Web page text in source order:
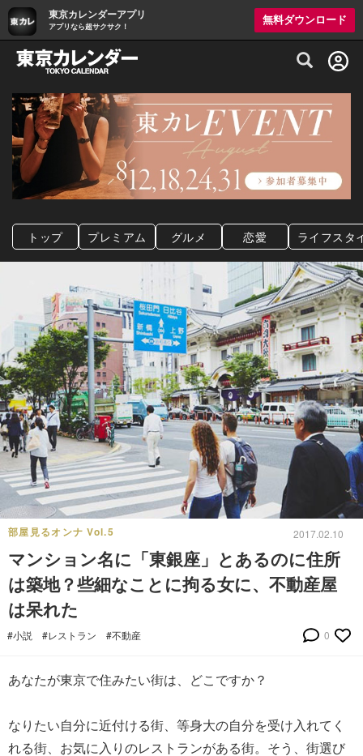
東京カレンダーアプリ
アプリなら超サクサク！
無料ダウンロード
グルメ情報・プレミアムレストラン予約
トップ プレミアム グルメ 恋愛 ライフスタ
部屋見るオンナ Vol.5 2017.02.10
マンション名に「東銀座」とあるのに住所
は築地？些細なことに拘る女に、不動産屋
は呆れた
#小説 #レストラン #不動産 0
あなたが東京で住みたい街は、どこですか？
なりたい自分に近付ける街、等身大の自分を受け入れてく
れる街、お気に入りのレストランがある街。そう、街選び